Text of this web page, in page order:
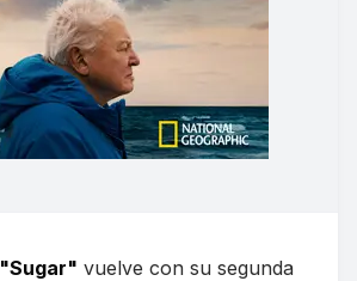
"Sugar" vuelve con su segunda